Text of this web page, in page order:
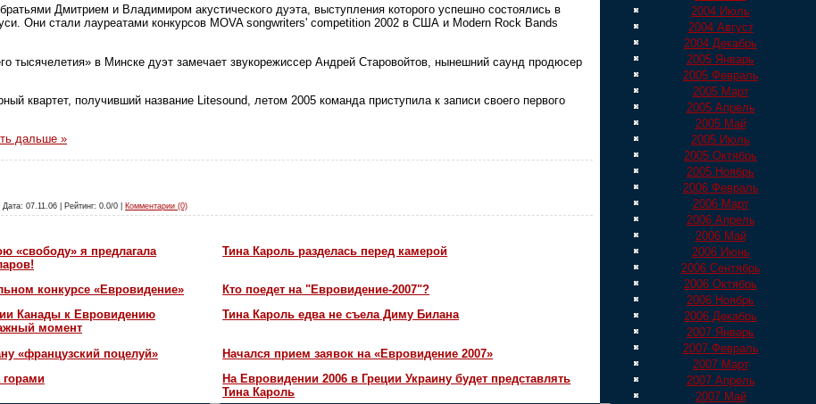
Дмитрием и Владимиром акустического дуэта, выступления которого успешно состоялись в
Они стали лауреатами конкурсов MOVA songwriters' competition 2002 в США и Modern Rock Bands
тысячелетия» в Минске дуэт замечает звукорежиссер Андрей Старовойтов, нынешний саунд продюсер
квартет, получивший название Litesound, летом 2005 команда приступила к записи своего первого
дальше »
| Дата: 07.11.06 | Рейтинг: 0.0/0 | Комментарии (0)
«свободу» я предлагала
Тина Кароль разделась перед камерой
конкурсе «Евровидение»
Кто поедет на "Евровидение-2007"?
Канады к Евровидению
момент
Тина Кароль едва не съела Диму Билана
«французский поцелуй»
Начался прием заявок на «Евровидение 2007»
горами
На Евровидении 2006 в Греции Украину будет представлять
Тина Кароль
2004 Июль
2004 Август
2004 Декабрь
2005 Январь
2005 Февраль
2005 Март
2005 Апрель
2005 Май
2005 Июль
2005 Октябрь
2005 Ноябрь
2006 Февраль
2006 Март
2006 Апрель
2006 Май
2006 Июнь
2006 Сентябрь
2006 Октябрь
2006 Ноябрь
2006 Декабрь
2007 Январь
2007 Февраль
2007 Март
2007 Апрель
2007 Май